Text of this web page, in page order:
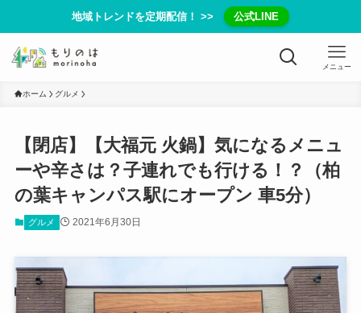
地域トレンドを定期配信！ >> 公式LINE
メニュー
ホーム グルメ
【閉店】【大福元 火鍋】気になるメニュ
ーや辛さは？子連れでも行ける！？（柏
の葉キャンパス駅にオープン 車5分）
グルメ 2021年6月30日